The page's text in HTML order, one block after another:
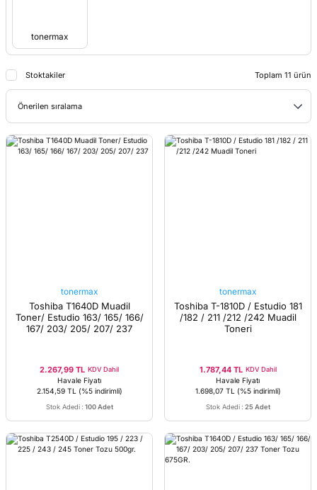
tonermax
Stoktakiler Toplam 11 ürün
tonermax
Toshiba T1640D Muadil
Toner/ Estudio 163/ 165/ 166/
167/ 203/ 205/ 207/ 237
2.267,99 TL KDV Dahil
Havale Fiyatı
2.154,59 TL
(%5 indirimli)
Stok Adedi : 100 Adet
tonermax
Toshiba T-1810D / Estudio 181
/182 / 211 /212 /242 Muadil
Toneri
1.787,44 TL KDV Dahil
Havale Fiyatı
1.698,07 TL
(%5 indirimli)
Stok Adedi : 25 Adet